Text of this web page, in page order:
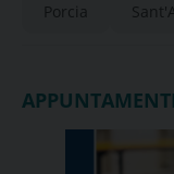
Porcia
APPUNTAMENTI